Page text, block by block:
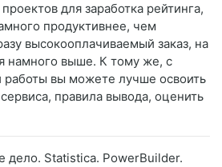
для заработка рейтинга,
продуктивнее, чем
высокооплачиваемый заказ, на
намного выше. К тому же, с
вы можете лучше освоить
правила вывода, оценить
дело. Statistica. PowerBuilder.